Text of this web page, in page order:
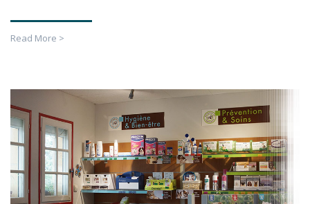
Read More >